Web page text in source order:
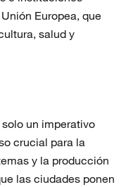
Europea, que
salud y
un imperativo
crucial para la
y la producción
las ciudades ponen